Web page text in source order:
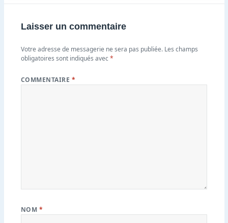
Laisser un commentaire
Votre adresse de messagerie ne sera pas publiée. Les champs
obligatoires sont indiqués avec*
COMMENTAIRE *
NOM *